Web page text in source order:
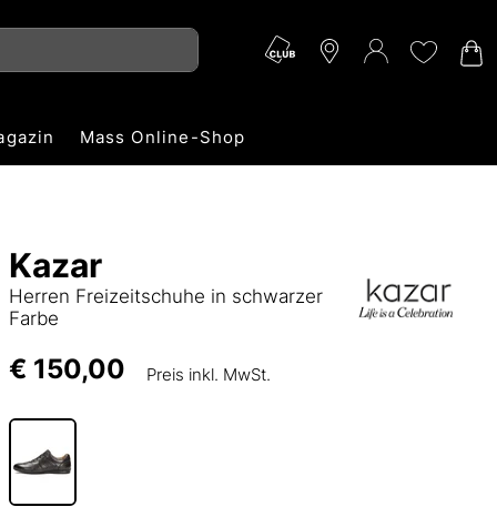
Mass Online-Shop
Kazar
Herren Freizeitschuhe in schwarzer
Farbe
€ 150,00 Preis inkl. MwSt.